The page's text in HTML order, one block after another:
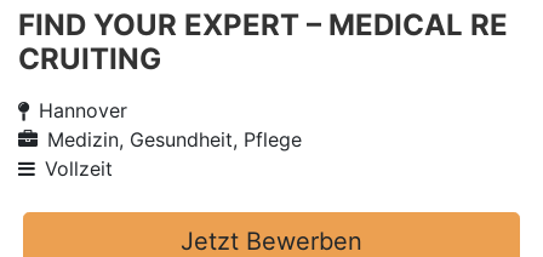
FIND YOUR EXPERT – MEDICAL RE
CRUITING
Hannover
Medizin, Gesundheit, Pflege
Vollzeit
Jetzt Bewerben